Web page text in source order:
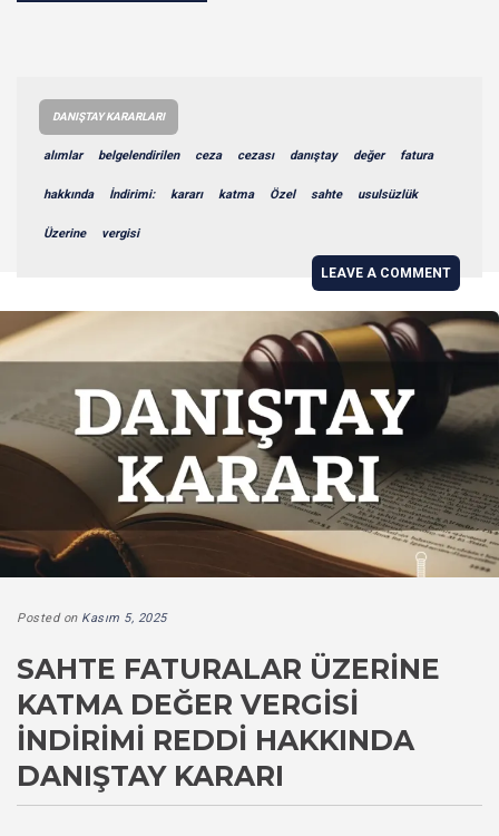
DANIŞTAY KARARLARI
alımlar belgelendirilen ceza cezası danıştay değer fatura
hakkında İndirimi: kararı katma Özel sahte usulsüzlük
Üzerine vergisi
LEAVE A COMMENT
Posted on Kasım 5, 2025
SAHTE FATURALAR ÜZERINE
KATMA DEĞER VERGISI
İNDIRIMI REDDI HAKKINDA
DANIŞTAY KARARI